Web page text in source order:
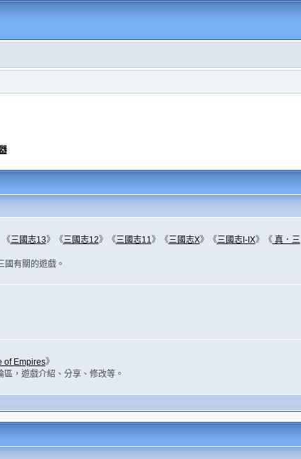
《三國志13》《三國志12》《三國志11》《三國志X》《三國志I-IX》《真．三
有關的遊戲。
of Empires》
，遊戲介紹、分享、修改等。